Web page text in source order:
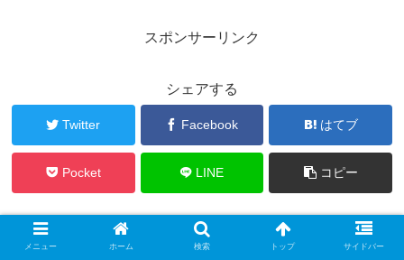
スポンサーリンク
シェアする
Twitter Facebook はてブ
Pocket LINE コピー
inakamonoをフォローする
メニュー ホーム 検索 トップ サイドバー